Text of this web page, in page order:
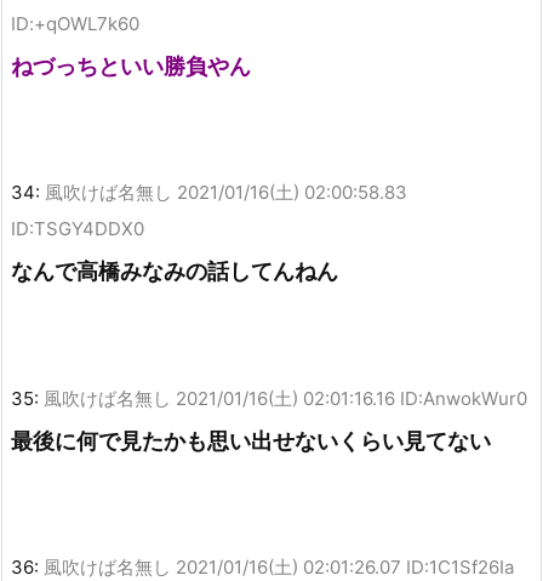
ID:+qOWL7k60
ねづっちといい勝負やん
34: 風吹けば名無し 2021/01/16(土) 02:00:58.83
ID:TSGY4DDX0
なんで高橋みなみの話してんねん
35: 風吹けば名無し 2021/01/16(土) 02:01:16.16 ID:AnwokWur0
最後に何で見たかも思い出せないくらい見てない
36: 風吹けば名無し 2021/01/16(土) 02:01:26.07 ID:1C1Sf26Ia